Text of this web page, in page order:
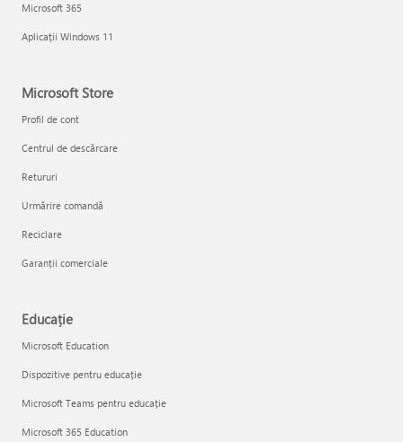
Microsoft 365
Aplicații Windows 11
Microsoft Store
Profil de cont
Centrul de descărcare
Retururi
Urmărire comandă
Reciclare
Garanții comerciale
Educație
Microsoft Education
Dispozitive pentru educație
Microsoft Teams pentru educație
Microsoft 365 Education